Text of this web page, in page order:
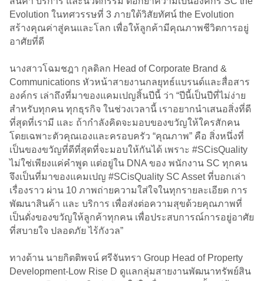
Evolution ในทศวรรษที่ 3 ภายใต้วิสัยทัศน์ the Evolution
สร้างคุณค่าสู่คนและโลก เพื่อให้ลูกค้ามีคุณภาพชีวิตการอยู่
อาศัยที่ดี
นางสาวโฉมชฎา กุลดิลก Head of Corporate Brand &
Communications หัวหน้าสายงานกลยุทธ์แบรนด์และสื่อสาร
องค์กร เล่าถึงที่มาของแคมเปญสิ้นปีนี้ ว่า “ปีนี้เป็นปีที่ไม่ง่าย
สำหรับทุกคน ทุกธุรกิจ ในช่วงเวลานี้ เราอยากนำเสนอสิ่งที่ดี
ที่สุดที่เรามี และ ถ้ากำลังคิดจะมอบของขวัญให้ใครสักคน
โดยเฉพาะตัวคุณเองและครอบครัว “คุณภาพ” คือ สิ่งหนึ่งที่
เป็นของขวัญที่ดีที่สุดที่จะมอบให้กันได้ เพราะ #SCisQuality
ไม่ใช่เพียงแค่คำพูด แต่อยู่ใน DNA ของ พนักงาน SC ทุกคน
จึงเป็นที่มาของแคมเปญ #SCisQuality SC Asset ที่บอกเล่า
เรื่องราว ผ่าน 10 ภาพถ่ายความใส่ใจในทุกรายละเอียด การ
พัฒนาสินค้า และ บริการ เพื่อส่งต่อความสุขด้วยคุณภาพที่
เป็นดั่งของขวัญให้ลูกค้าทุกคน เพื่อประสบการณ์การอยู่อาศัย
ที่สบายใจ ปลอดภัย ไร้กังวล”
ทางด้าน นายกิตติพจน์ ศรีจันทรา Group Head of Property
Development-Low Rise D ดูแลกลุ่มสายงานพัฒนาทรัพย์สิน